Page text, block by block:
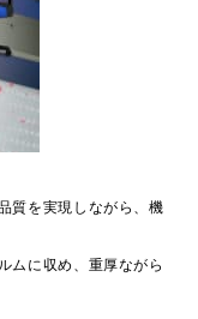
質を実現しながら、機
ムに収め、重厚ながら